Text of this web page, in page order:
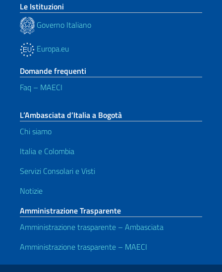
Le Istituzioni
Governo Italiano
Europa.eu
Domande frequenti
Faq – MAECI
L’Ambasciata d’Italia a Bogotà
Chi siamo
Italia e Colombia
Servizi Consolari e Visti
Notizie
Amministrazione Trasparente
Amministrazione trasparente – Ambasciata
Amministrazione trasparente – MAECI